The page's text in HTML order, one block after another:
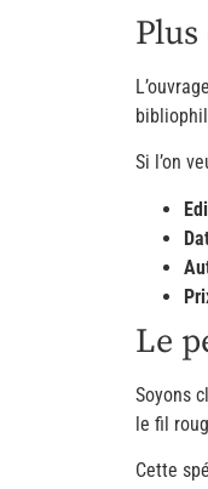
Si l’on
Le
Soyons
le fil
Cette